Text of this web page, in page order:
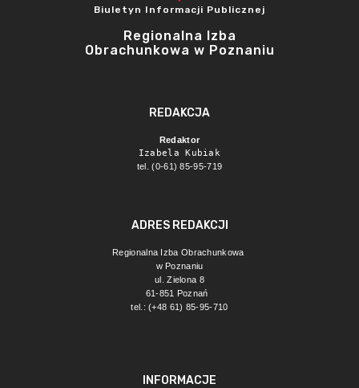
Biuletyn Informacji Publicznej
Regionalna Izba
Obrachunkowa w Poznaniu
REDAKCJA
Redaktor
Izabela Kubiak
tel. (0-61) 85-95-719
ADRES REDAKCJI
Regionalna Izba Obrachunkowa
w Poznaniu
ul. Zielona 8
61-851 Poznań
tel.: (+48 61) 85-95-710
INFORMACJE